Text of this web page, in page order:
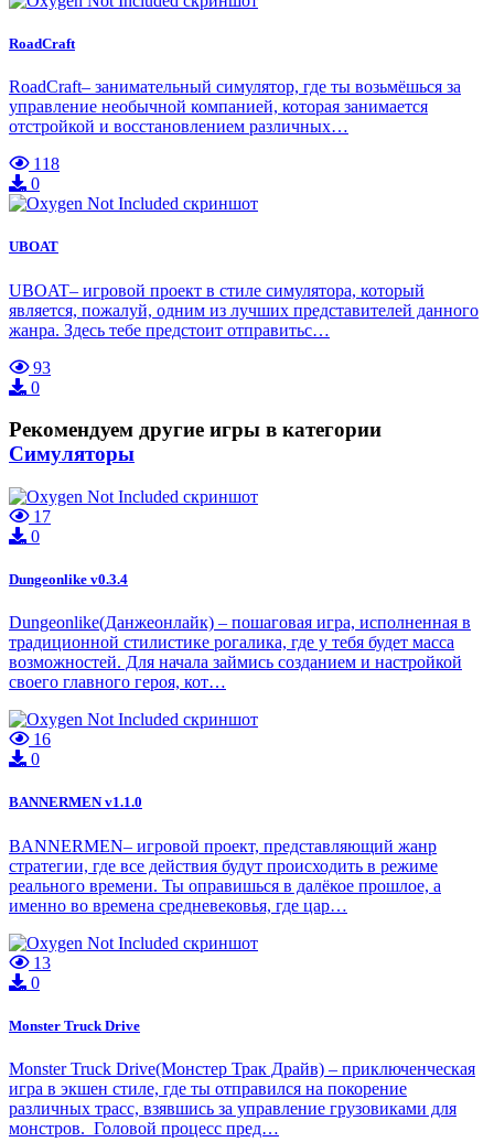
RoadCraft
RoadCraft– занимательный симулятор, где ты возьмёшься за
управление необычной компанией, которая занимается
отстройкой и восстановлением различных…
118
0
UBOAT
UBOAT– игровой проект в стиле симулятора, который
является, пожалуй, одним из лучших представителей данного
жанра. Здесь тебе предстоит отправитьс…
93
0
Рекомендуем другие игры в категории
Симуляторы
17
0
Dungeonlike v0.3.4
Dungeonlike(Данжеонлайк) – пошаговая игра, исполненная в
традиционной стилистике рогалика, где у тебя будет масса
возможностей. Для начала займись созданием и настройкой
своего главного героя, кот…
16
0
BANNERMEN v1.1.0
BANNERMEN– игровой проект, представляющий жанр
стратегии, где все действия будут происходить в режиме
реального времени. Ты оправишься в далёкое прошлое, а
именно во времена средневековья, где цар…
13
0
Monster Truck Drive
Monster Truck Drive(Монстер Трак Драйв) – приключенческая
игра в экшен стиле, где ты отправился на покорение
различных трасс, взявшись за управление грузовиками для
монстров. Головой процесс пред…